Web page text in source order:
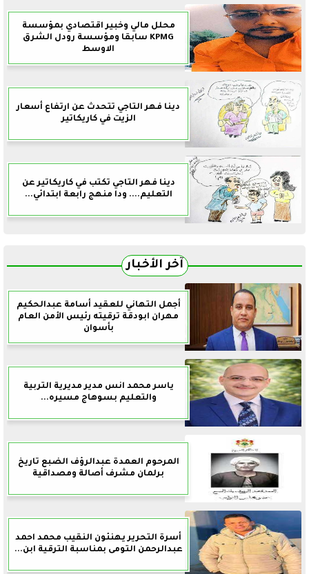
محلل مالي وخبير اقتصادي بمؤسسة
KPMG سابقا ومؤسسة رودل الشرق
الاوسط
دينا فهر التاجي تتحدث عن ارتفاع أسعار
الزيت في كاريكاتير
دينا فهر التاجي تكتب في كاريكاتير عن
التعليم.... ودا منهج رابعة ابتدائي...
آخر الأخبار
أجمل التهاني للعقيد أسامة عبدالحكيم
مهران ابودقة ترقيته رئيس الأمن العام
بأسوان
ياسر محمد انس مدير مديرية التربية
والتعليم بسوهاج مسيره...
المرحوم العمدة عبدالرؤف الضبع تاريخ
برلمان مشرف أصالة ومصداقية
أسرة التحرير يهنئون النقيب محمد احمد
عبدالرحمن التومى بمناسبة الترقية ابن...